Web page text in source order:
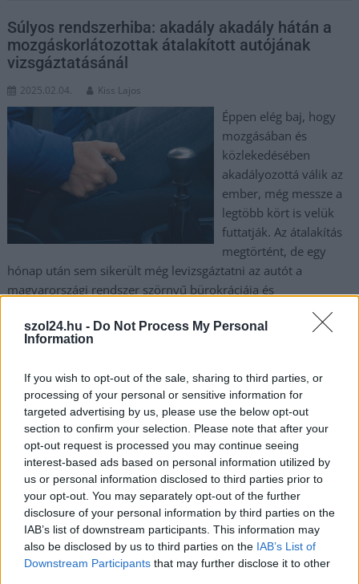
szol24.hu - Do Not Process My Personal
Information
If you wish to opt-out of the sale, sharing to third parties, or
processing of your personal or sensitive information for
targeted advertising by us, please use the below opt-out
section to confirm your selection. Please note that after your
opt-out request is processed you may continue seeing
interest-based ads based on personal information utilized by
us or personal information disclosed to third parties prior to
your opt-out. You may separately opt-out of the further
disclosure of your personal information by third parties on the
IAB’s list of downstream participants. This information may
also be disclosed by us to third parties on the IAB’s List of
Downstream Participants that may further disclose it to other
Súlyos rendszerhiba: akadály akadály hátán a
mozgáskorlátozottak átalakított autójának
vizsgáztatásánál
2025.02.04. Kiss Lajos
Éppen elég baj, hogy
mozgásában és
közlekedésében
akadályozottá válik az
ember, még messze a
legtöbb kört is velük
futtatják. Az átalakítás
megtörtént, de egy
hónap után sem sikerült még levizsgáztatni az autót a
magyarországi rendszer szörnyű bürokráciája és
TOVÁBB OLVASOM
Magyarország akadály ,átépítés ,bürokrácia ,fék, gázkar,hiba
mozgáskorlátozott,működés,műszaki ,pénz,rendszer,vizsga
Megint problémák a MÁV szolnoki vonalain
Kiss Lajos
Reggelre és estére is
jutott a jóból az
utasoknak, de ezen
annyira már nem is